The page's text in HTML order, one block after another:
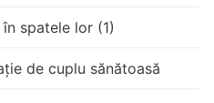
spatele lor (1)
de cuplu sănătoasă